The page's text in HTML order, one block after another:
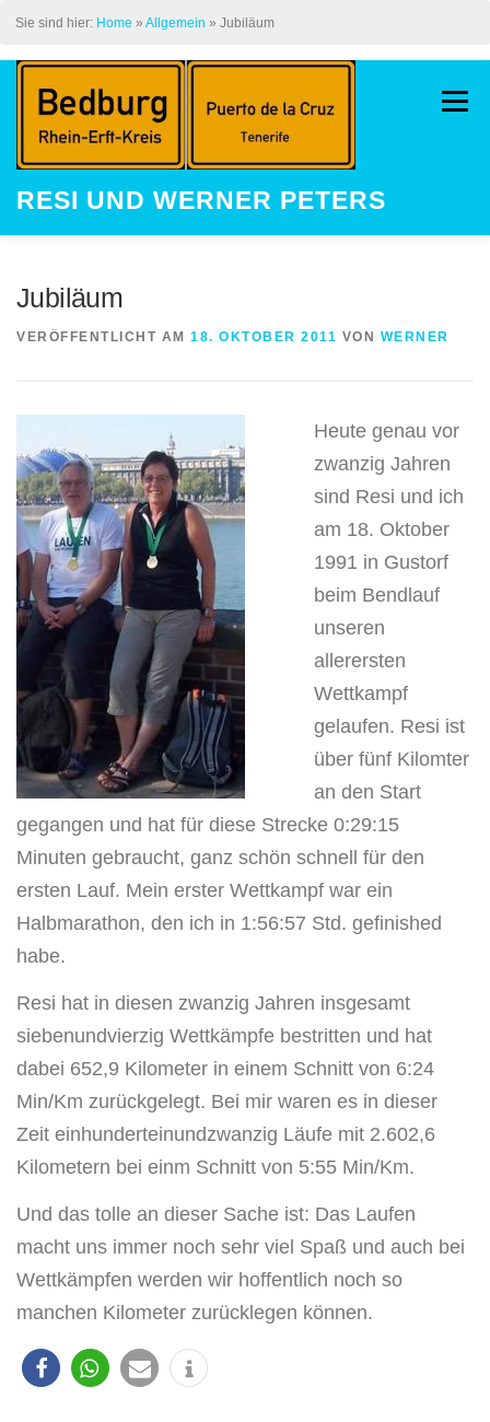
Sie sind hier: Home » Allgemein » Jubiläum
Zum
springen
RESI UND WERNER PETERS
Menü
LAUFEVENTS
Jubiläum
VERÖFFENTLICHT AM 18. OKTOBER 2011 VON WERNER
Heute genau vor
zwanzig Jahren
sind Resi und ich
am 18. Oktober
1991 in Gustorf
beim Bendlauf
unseren
allerersten
Wettkampf
gelaufen. Resi ist
über fünf Kilomter
an den Start
gegangen und hat für diese Strecke 0:29:15
Minuten gebraucht, ganz schön schnell für den
ersten Lauf. Mein erster Wettkampf war ein
Halbmarathon, den ich in 1:56:57 Std. gefinished
habe.
Resi hat in diesen zwanzig Jahren insgesamt
siebenundvierzig Wettkämpfe bestritten und hat
dabei 652,9 Kilometer in einem Schnitt von 6:24
Min/Km zurückgelegt. Bei mir waren es in dieser
Zeit einhunderteinundzwanzig Läufe mit 2.602,6
Kilometern bei einm Schnitt von 5:55 Min/Km.
Und das tolle an dieser Sache ist: Das Laufen
macht uns immer noch sehr viel Spaß und auch bei
Wettkämpfen werden wir hoffentlich noch so
manchen Kilometer zurücklegen können.